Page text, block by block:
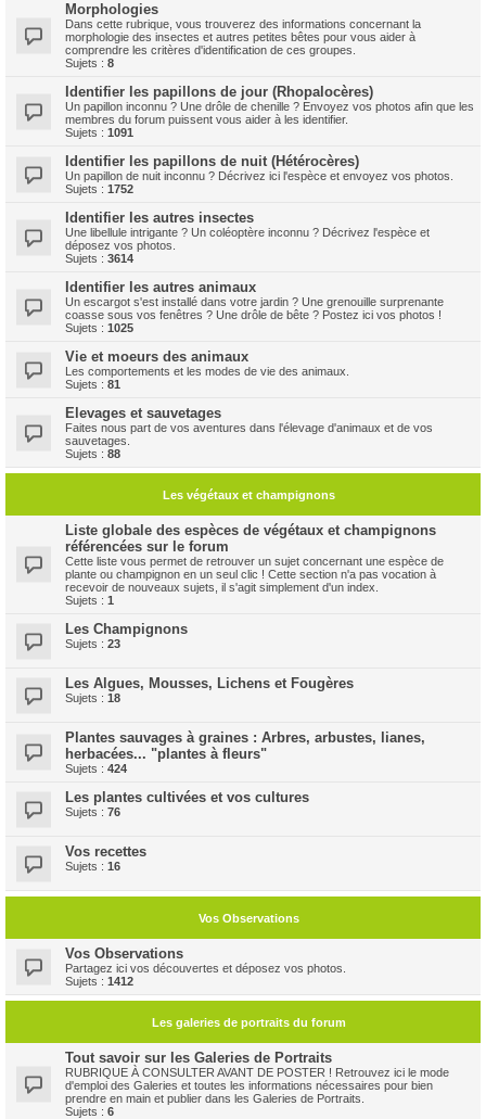
Morphologies
Dans cette rubrique, vous trouverez des informations concernant la
morphologie des insectes et autres petites bêtes pour vous aider à
comprendre les critères d'identification de ces groupes.
Sujets : 8
Identifier les papillons de jour (Rhopalocères)
Un papillon inconnu ? Une drôle de chenille ? Envoyez vos photos afin que les
membres du forum puissent vous aider à les identifier.
Sujets : 1091
Identifier les papillons de nuit (Hétérocères)
Un papillon de nuit inconnu ? Décrivez ici l'espèce et envoyez vos photos.
Sujets : 1752
Identifier les autres insectes
Une libellule intrigante ? Un coléoptère inconnu ? Décrivez l'espèce et
déposez vos photos.
Sujets : 3614
Identifier les autres animaux
Un escargot s'est installé dans votre jardin ? Une grenouille surprenante
coasse sous vos fenêtres ? Une drôle de bête ? Postez ici vos photos !
Sujets : 1025
Vie et moeurs des animaux
Les comportements et les modes de vie des animaux.
Sujets : 81
Elevages et sauvetages
Faites nous part de vos aventures dans l'élevage d'animaux et de vos
sauvetages.
Sujets : 88
Les végétaux et champignons
Liste globale des espèces de végétaux et champignons
référencées sur le forum
Cette liste vous permet de retrouver un sujet concernant une espèce de
plante ou champignon en un seul clic ! Cette section n'a pas vocation à
recevoir de nouveaux sujets, il s'agit simplement d'un index.
Sujets : 1
Les Champignons
Sujets : 23
Les Algues, Mousses, Lichens et Fougères
Sujets : 18
Plantes sauvages à graines : Arbres, arbustes, lianes,
herbacées... "plantes à fleurs"
Sujets : 424
Les plantes cultivées et vos cultures
Sujets : 76
Vos recettes
Sujets : 16
Vos Observations
Vos Observations
Partagez ici vos découvertes et déposez vos photos.
Sujets : 1412
Les galeries de portraits du forum
Tout savoir sur les Galeries de Portraits
RUBRIQUE À CONSULTER AVANT DE POSTER ! Retrouvez ici le mode
d'emploi des Galeries et toutes les informations nécessaires pour bien
prendre en main et publier dans les Galeries de Portraits.
Sujets : 6